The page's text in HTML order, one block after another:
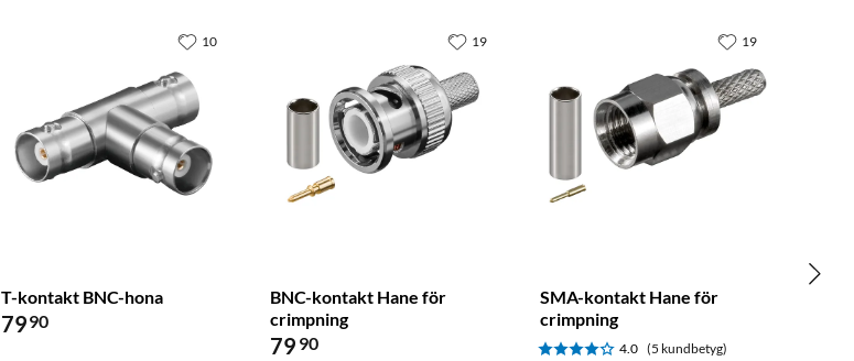
T-kontakt BNC-hona
7990
10
BNC-kontakt Hane för
crimpning
79 90
19
SMA-kontakt Hane för
crimpning
4.0 (5 kundbetyg)
19